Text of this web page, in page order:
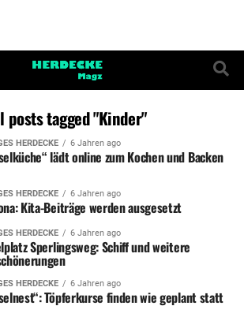
posts tagged "Kinder"
HERDECKE 6 Jahren ago
lädt online zum Kochen und Backen
HERDECKE 6 Jahren ago
Kita-Beiträge werden ausgesetzt
HERDECKE 6 Jahren ago
Sperlingsweg: Schiff und weitere
HERDECKE 6 Jahren ago
Töpferkurse finden wie geplant statt